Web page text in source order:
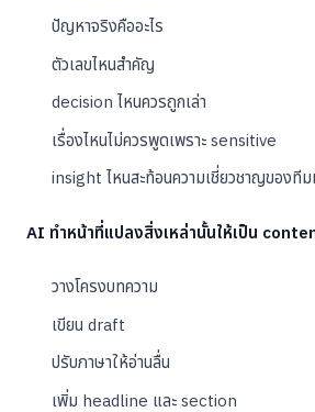
ปัญหาจริงคืออะไร
ตัวเลขไหนสำคัญ
decision ไหนควรถูกเล่า
เรื่องไหนไม่ควรพูดเพราะ sensitive
insight ไหนสะท้อนความเชี่ยวชาญของที
AI ทำหน้าที่แปลงสิ่งเหล่านั้นให้เป็น
วางโครงบทความ
เขียน draft
ปรับภาษาให้อ่านลื่น
เพิ่ม headline และ section